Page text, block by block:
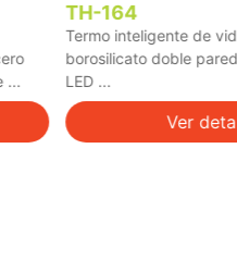
...
TH-164
Termo inteligente de
borosilicato doble
LED ...
Ver